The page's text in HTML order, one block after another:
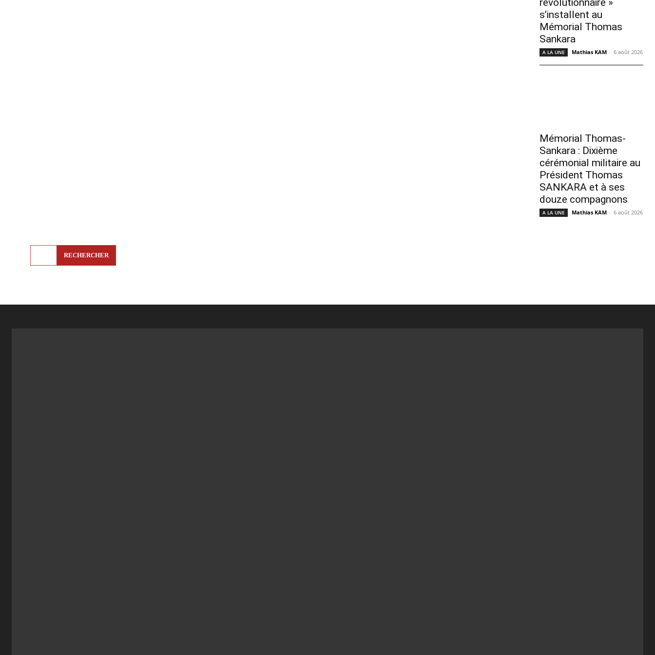
RECHERCHER
révolutionnaire »
s’installent au
Mémorial Thomas
Sankara
A LA UNE Mathias KAM - 6 août 2026
Mémorial Thomas-
Sankara : Dixième
cérémonial militaire au
Président Thomas
SANKARA et à ses
douze compagnons
A LA UNE Mathias KAM - 6 août 2026